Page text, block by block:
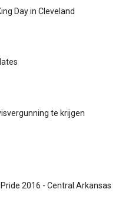
Day in Cleveland
te krijgen
2016 - Central Arkansas